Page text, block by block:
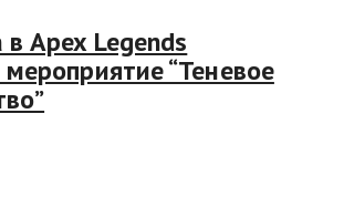
Apex Legends
“Теневое